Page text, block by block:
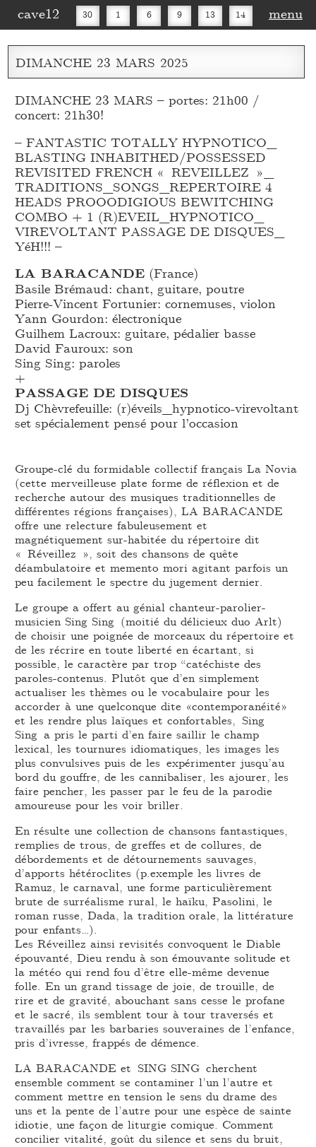
cave12 30 1 6 9 13 14
16 20 27 30
menu
DIMANCHE 23 MARS 2025
DIMANCHE 23 MARS – portes: 21h00 /
concert: 21h30!
– FANTASTIC TOTALLY HYPNOTICO_
BLASTING INHABITHED/POSSESSED
REVISITED FRENCH « REVEILLEZ »_
TRADITIONS_ SONGS_REPERTOIRE 4
HEADS PROOODIGIOUS BEWITCHING
COMBO + 1 (R)EVEIL_HYPNOTICO_
VIREVOLTANT PASSAGE DE DISQUES_
YéH!!! –
LA BARACANDE (France)
Basile Brémaud: chant, guitare, poutre
Pierre-Vincent Fortunier: cornemuses, violon
Yann Gourdon: électronique
Guilhem Lacroux: guitare, pédalier basse
David Fauroux: son
Sing Sing: paroles
+
PASSAGE DE DISQUES
Dj Chèvrefeuille: (r)éveils_hypnotico-virevoltant
set spécialement pensé pour l’occasion
Groupe-clé du formidable collectif français La Novia
(cette merveilleuse plate forme de réflexion et de
recherche autour des musiques traditionnelles de
différentes régions françaises), LA BARACANDE
offre une relecture fabuleusement et
magnétiquement sur-habitée du répertoire dit
« Réveillez », soit des chansons de quête
déambulatoire et memento mori agitant parfois un
peu facilement le spectre du jugement dernier.
Le groupe a offert au génial chanteur-parolier-
musicien Sing Sing (moitié du délicieux duo Arlt)
de choisir une poignée de morceaux du répertoire et
de les récrire en toute liberté en écartant, si
possible, le caractère par trop “catéchiste des
paroles-contenus. Plutôt que d’en simplement
actualiser les thèmes ou le vocabulaire pour les
accorder à une quelconque dite «contemporanéité»
et les rendre plus laïques et confortables, Sing
Sing a pris le parti d’en faire saillir le champ
lexical, les tournures idiomatiques, les images les
plus convulsives puis de les expérimenter jusqu’au
bord du gouffre, de les cannibaliser, les ajourer, les
faire pencher, les passer par le feu de la parodie
amoureuse pour les voir briller.
En résulte une collection de chansons fantastiques,
remplies de trous, de greffes et de collures, de
débordements et de détournements sauvages,
d’apports hétéroclites (p.exemple les livres de
Ramuz, le carnaval, une forme particulièrement
brute de surréalisme rural, le haïku, Pasolini, le
roman russe, Dada, la tradition orale, la littérature
pour enfants…).
Les Réveillez ainsi revisités convoquent le Diable
épouvanté, Dieu rendu à son émouvante solitude et
la météo qui rend fou d’être elle-même devenue
folle. En un grand tissage de joie, de trouille, de
rire et de gravité, abouchant sans cesse le profane
et le sacré, ils semblent tour à tour traversés et
travaillés par les barbaries souveraines de l’enfance,
pris d’ivresse, frappés de démence.
LA BARACANDE et SING SING cherchent
ensemble comment se contaminer l’un l’autre et
comment mettre en tension le sens du drame des
uns et la pente de l’autre pour une espèce de sainte
idiotie, une façon de liturgie comique. Comment
concilier vitalité, goût du silence et sens du bruit,